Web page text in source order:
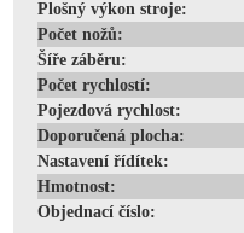
Plošný výkon stroje:
Počet nožů:
Šíře záběru:
Počet rychlostí:
Pojezdová rychlost:
Doporučená plocha:
Nastavení řídítek:
Hmotnost:
Objednací číslo: